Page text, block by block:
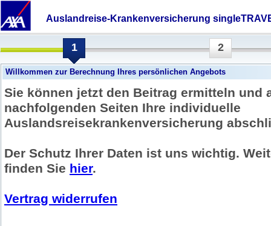
Auslandreise-Krankenversicherung
1 2
Willkommen zur Berechnung Ihres persönlichen Angebots
Sie können jetzt den Beitrag ermitteln und
nachfolgenden Seiten Ihre individuelle
Auslandsreisekrankenversicherung
Der Schutz Ihrer Daten ist uns wichtig.
finden Sie hier.
Vertrag widerrufen